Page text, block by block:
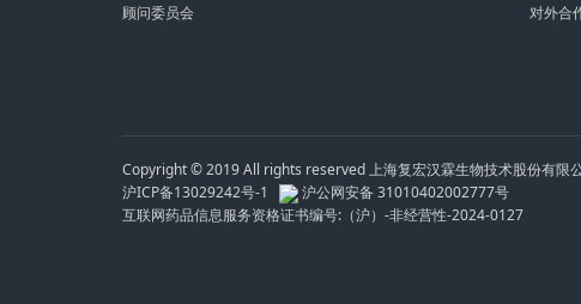
顾问委员会
对外合
Copyright © 2019 All rights reserved 上海复宏汉霖生物技术股份有限
沪ICP备13029242号-1
沪公网安备 31010402002777号
互联网药品信息服务资格证书编号:（沪）-非经营性-2024-0127